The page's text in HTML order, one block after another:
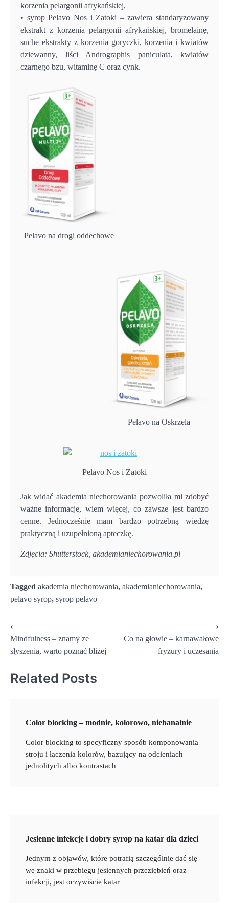
korzenia pelargonii afrykańskiej,
• syrop Pelavo Nos i Zatoki – zawiera standaryzowany
ekstrakt z korzenia pelargonii afrykańskiej, bromelainę,
suche ekstrakty z korzenia goryczki, korzenia i kwiatów
dziewanny, liści Andrographis paniculata, kwiatów
czarnego bzu, witaminę C oraz cynk.
Pelavo na drogi oddechowe
Pelavo na Oskrzela
Pelavo Nos i Zatoki
Jak widać akademia niechorowania pozwoliła mi zdobyć
ważne informacje, wiem więcej, co zawsze jest bardzo
cenne. Jednocześnie mam bardzo potrzebną wiedzę
praktyczną i uzupełnioną apteczkę.
Zdjęcia: Shutterstock, akademianiechorowania.pl
Tagged akademia niechorowania, akademianiechorowania,
pelavo syrop, syrop pelavo
Nawigacja
wpisu
⟵
Mindfulness – znamy ze
słyszenia, warto poznać bliżej
Co na głowie – karnawałowe
fryzury i uczesania
⟶
Related Posts
Color blocking – modnie, kolorowo, niebanalnie
Color blocking to specyficzny sposób komponowania
stroju i łączenia kolorów, bazujący na odcieniach
jednolitych albo kontrastach
Jesienne infekcje i dobry syrop na katar dla dzieci
Jednym z objawów, które potrafią szczególnie dać się
we znaki w przebiegu jesiennych przeziębień oraz
infekcji, jest oczywiście katar